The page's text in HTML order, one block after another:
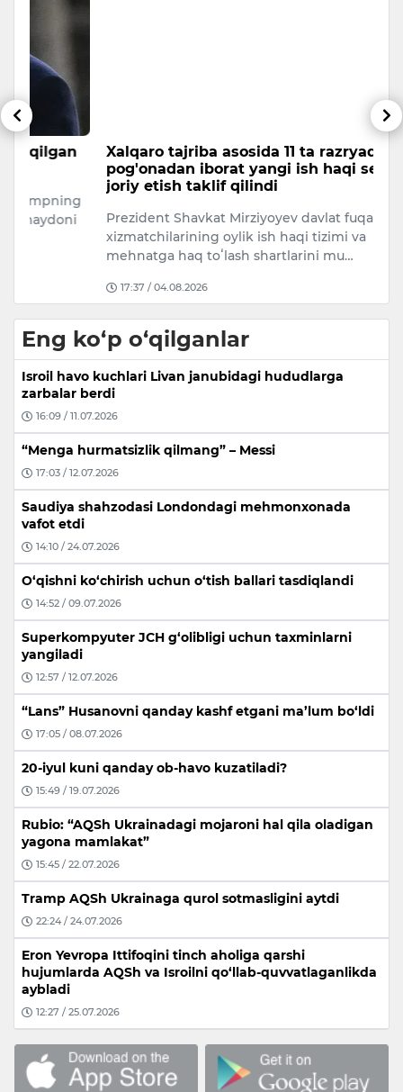
Xalqaro tajriba asosida 11 ta razryad va 6 ta
pog'onadan iborat yangi ish haqi setkasini
joriy etish taklif qilindi
Prezident Shavkat Mirziyoyev davlat fuqarolik
xizmatchilarining oylik ish haqi tizimi va
mehnatga haq toʻlash shartlarini mu…
17:37 / 04.08.2026
Eng ko‘p o‘qilganlar
Isroil havo kuchlari Livan janubidagi hududlarga
zarbalar berdi
16:09 / 11.07.2026
“Menga hurmatsizlik qilmang” – Messi
17:03 / 12.07.2026
Saudiya shahzodasi Londondagi mehmonxonada
vafot etdi
14:10 / 24.07.2026
O‘qishni ko‘chirish uchun o‘tish ballari tasdiqlandi
14:52 / 09.07.2026
Superkompyuter JCH g‘olibligi uchun taxminlarni
yangiladi
12:57 / 12.07.2026
“Lans” Husanovni qanday kashf etgani ma’lum bo‘ldi
17:05 / 08.07.2026
20-iyul kuni qanday ob-havo kuzatiladi?
15:49 / 19.07.2026
Rubio: “AQSh Ukrainadagi mojaroni hal qila oladigan
yagona mamlakat”
15:45 / 22.07.2026
Tramp AQSh Ukrainaga qurol sotmasligini aytdi
22:24 / 24.07.2026
Eron Yevropa Ittifoqini tinch aholiga qarshi
hujumlarda AQSh va Isroilni qo‘llab-quvvatlaganlikda
aybladi
12:27 / 25.07.2026